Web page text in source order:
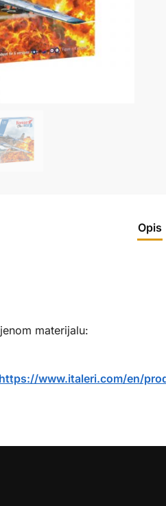
Opis
materijalu:
https://www.italeri.com/en/